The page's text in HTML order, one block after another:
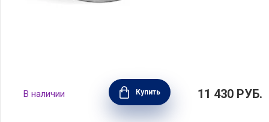
Ковш для молока Professional 2,25 л,
нержавеющая сталь, Barazzoni, Италия,
169613014
В наличии Купить 11 430 РУБ.